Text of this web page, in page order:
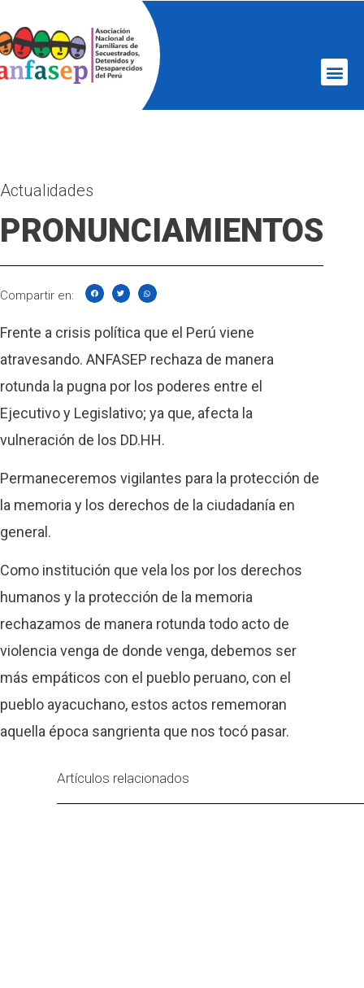
Actualidades
PRONUNCIAMIENTOS
Compartir en:
Frente a crisis política que el Perú viene
atravesando. ANFASEP rechaza de manera
rotunda la pugna por los poderes entre el
Ejecutivo y Legislativo; ya que, afecta la
vulneración de los DD.HH.
Permaneceremos vigilantes para la protección de
la memoria y los derechos de la ciudadanía en
general.
Como institución que vela los por los derechos
humanos y la protección de la memoria
rechazamos de manera rotunda todo acto de
violencia venga de donde venga, debemos ser
más empáticos con el pueblo peruano, con el
pueblo ayacuchano, estos actos rememoran
aquella época sangrienta que nos tocó pasar.
Artículos relacionados